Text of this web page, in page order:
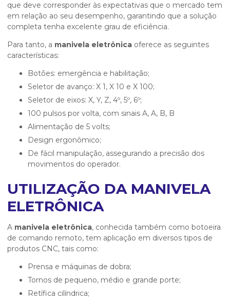
que deve corresponder às expectativas que o mercado tem
em relação ao seu desempenho, garantindo que a solução
completa tenha excelente grau de eficiência.
Para tanto, a manivela eletrônica oferece as seguintes
características:
Botões: emergência e habilitação;
Seletor de avanço: X 1, X 10 e X 100;
Seletor de eixos: X, Y, Z, 4º, 5º, 6º;
100 pulsos por volta, com sinais A, A, B, B
Alimentação de 5 volts;
Design ergonômico;
De fácil manipulação, assegurando a precisão dos
movimentos do operador.
UTILIZAÇÃO DA MANIVELA
ELETRÔNICA
A manivela eletrônica, conhecida também como botoeira
de comando remoto, tem aplicação em diversos tipos de
produtos CNC, tais como:
Prensa e máquinas de dobra;
Tornos de pequeno, médio e grande porte;
Retífica cilíndrica;